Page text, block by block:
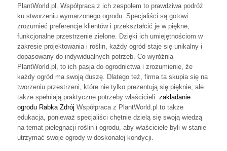
PlantWorld.pl. Współpraca z ich zespołem to prawdziwa podróż
ku stworzeniu wymarzonego ogrodu. Specjaliści są gotowi
zrozumieć preferencje klientów i przekształcić je w piękne,
funkcjonalne przestrzenie zielone. Dzięki ich umiejętnościom w
zakresie projektowania i roślin, każdy ogród staje się unikalny i
dopasowany do indywidualnych potrzeb. Co wyróżnia
PlantWorld.pl, to ich pasja do ogrodnictwa i zrozumienie, że
każdy ogród ma swoją duszę. Dlatego też, firma ta skupia się na
tworzeniu przestrzeni, które nie tylko prezentują się pięknie, ale
także spełniają praktyczne potrzeby właścicieli. zakładanie
ogrodu Rabka Zdrój Współpraca z PlantWorld.pl to także
edukacja, ponieważ specjaliści chętnie dzielą się swoją wiedzą
na temat pielęgnacji roślin i ogrodu, aby właściciele byli w stanie
utrzymać swoje ogrody w doskonałej kondycji.